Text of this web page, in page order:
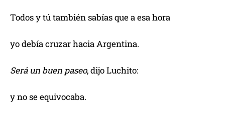
Todos y tú también sabías que a esa hora
yo debía cruzar hacia Argentina.
Será un buen paseo, dijo Luchito:
y no se equivocaba.